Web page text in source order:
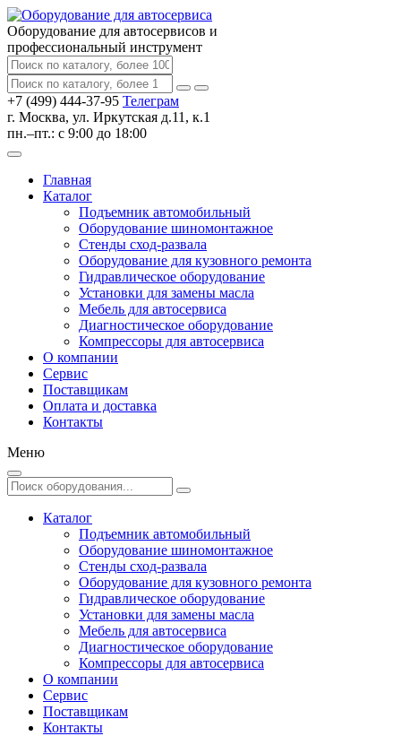
Оборудование для автосервисов и
профессиональный инструмент
+7 (499) 444-37-95 Телеграм
г. Москва, ул. Иркутская д.11, к.1
пн.–пт.: с 9:00 до 18:00
Главная
Каталог
Подъемник автомобильный
Оборудование шиномонтажное
Стенды сход-развала
Оборудование для кузовного ремонта
Гидравлическое оборудование
Установки для замены масла
Мебель для автосервиса
Диагностическое оборудование
Компрессоры для автосервиса
О компании
Сервис
Поставщикам
Оплата и доставка
Контакты
Меню
Каталог
Подъемник автомобильный
Оборудование шиномонтажное
Стенды сход-развала
Оборудование для кузовного ремонта
Гидравлическое оборудование
Установки для замены масла
Мебель для автосервиса
Диагностическое оборудование
Компрессоры для автосервиса
О компании
Сервис
Поставщикам
Контакты